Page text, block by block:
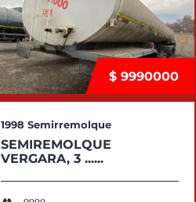
$ 9990000
1998 Semirremolque
SEMIREMOLQUE
VERGARA, 3 ......